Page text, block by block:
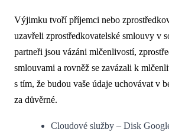
Výjimku tvoří příjemci nebo
uzavřeli zprostředkovatelské smlouvy v
partneři jsou vázáni mlčenlivostí,
smlouvami a rovněž se zavázali k
s tím, že budou vaše údaje uchovávat v
za důvěrné.
Cloudové služby – Disk